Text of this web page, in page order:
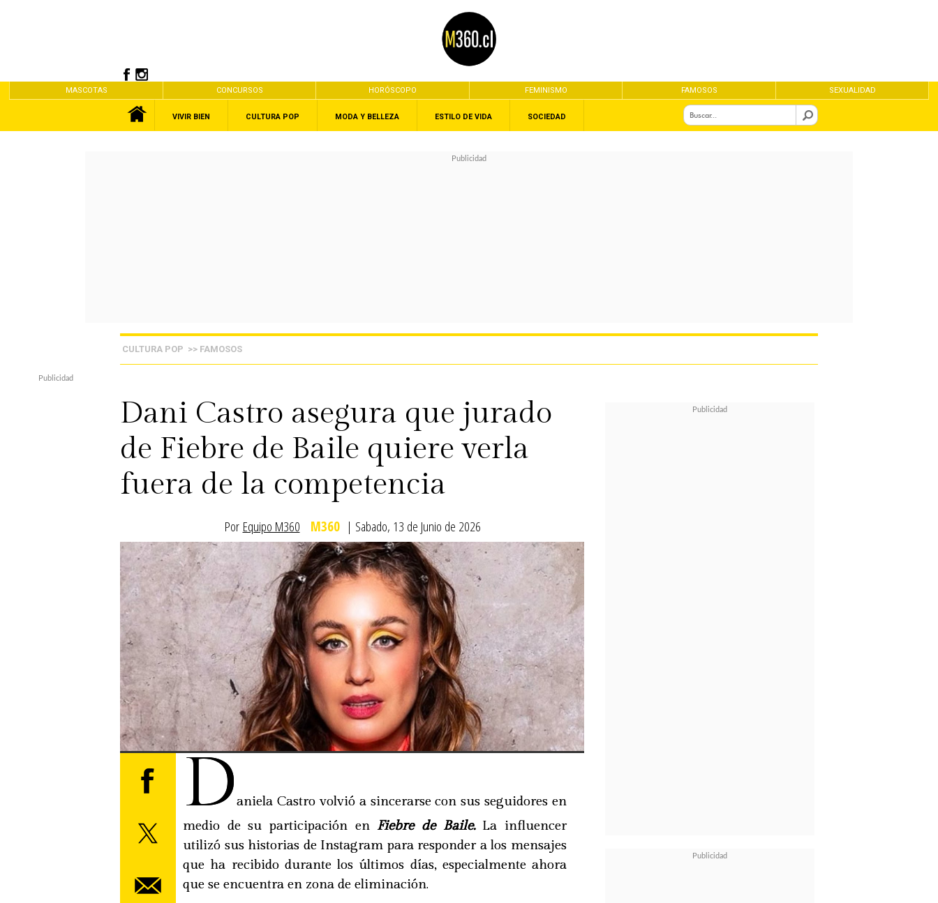
MASCOTAS CONCURSOS HORÓSCOPO FEMINISMO FAMOSOS SEXUALIDAD
VIVIR BIEN CULTURA POP MODA Y BELLEZA ESTILO DE VIDA SOCIEDAD
CULTURA POP >> FAMOSOS
Dani Castro asegura que jurado
de Fiebre de Baile quiere verla
fuera de la competencia
Por Equipo M360 M360 | Sabado, 13 de Junio de 2026
Daniela Castro volvió a sincerarse con sus seguidores en
medio de su participación enFiebre de Baile.La influencer
utilizó sus historias de Instagram para responder a los mensajes
que ha recibido durante los últimos días, especialmente ahora
que se encuentra en zona de eliminación.